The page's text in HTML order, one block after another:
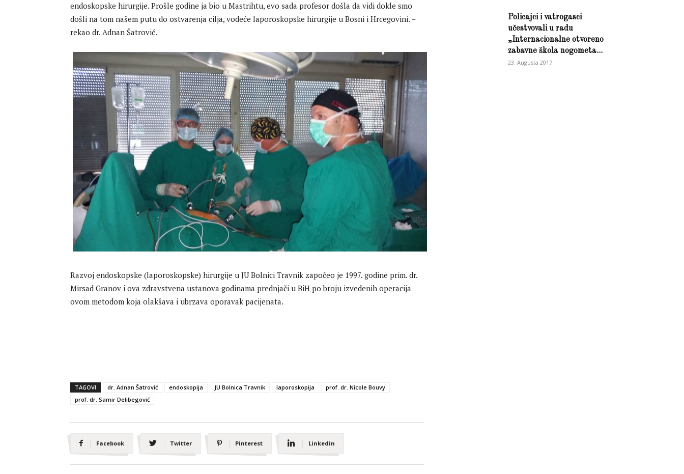
endoskopske hirurgije. Prošle godine ja bio u Mastrihtu, evo sada profesor došla da vidi dokle smo
došli na tom našem putu do ostvarenja cilja, vodeće laporoskopske hirurgije u Bosni i Hrcegovini. –
rekao dr. Adnan Šatrović.
Razvoj endoskopske (laporoskopske) hirurgije u JU Bolnici Travnik započeo je 1997. godine prim. dr.
Mirsad Granov i ova zdravstvena ustanova godinama prednjači u BiH po broju izvedenih operacija
ovom metodom koja olakšava i ubrzava oporavak pacijenata.
TAGOVI dr. Adnan Šatrović endoskopija JU Bolnica Travnik laporoskopija
prof. dr. Nicole Bouvy
prof. dr. Samir Delibegović
Facebook Twitter Pinterest Linkedin
Policajci i vatrogasci
učestvovali u radu
„Internacionalne otvoreno
zabavne škola nogometa...
23. Augusta 2017.